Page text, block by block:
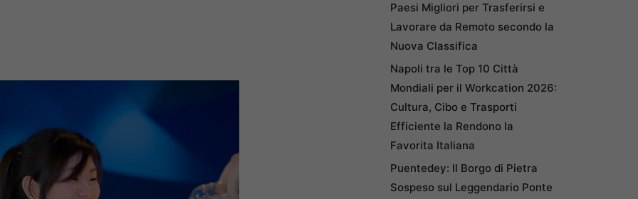
Paesi Migliori per Trasferirsi e
Lavorare da Remoto secondo la
Nuova Classifica
Napoli tra le Top 10 Città
Mondiali per il Workcation 2026:
Cultura, Cibo e Trasporti
Efficiente la Rendono la
Favorita Italiana
Puentedey: Il Borgo di Pietra
Sospeso sul Leggendario Ponte